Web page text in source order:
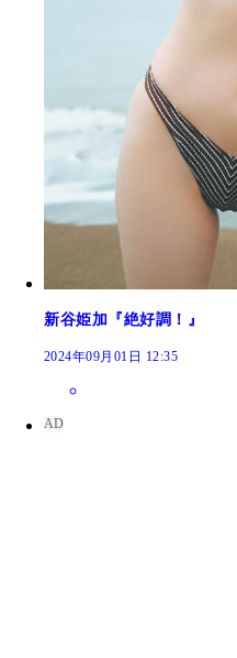
新谷姫加『絶好調！』
2024年09月01日 12:35